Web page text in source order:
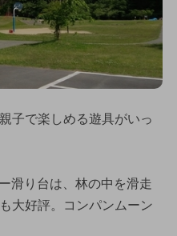
子で楽しめる遊具がいっ
滑り台は、林の中を滑走
大好評。コンパンムーン